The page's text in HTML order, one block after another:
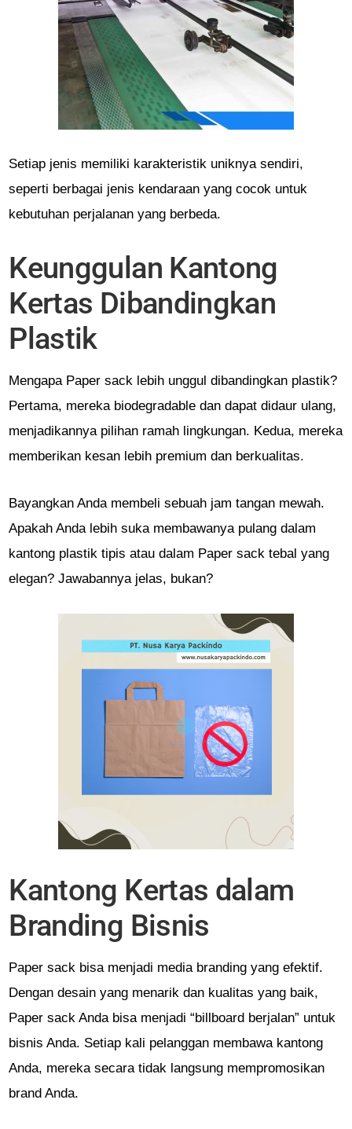
Setiap jenis memiliki karakteristik uniknya sendiri,
seperti berbagai jenis kendaraan yang cocok untuk
kebutuhan perjalanan yang berbeda.
Keunggulan Kantong
Kertas Dibandingkan
Plastik
Mengapa Paper sack lebih unggul dibandingkan plastik?
Pertama, mereka biodegradable dan dapat didaur ulang,
menjadikannya pilihan ramah lingkungan. Kedua, mereka
memberikan kesan lebih premium dan berkualitas.
Bayangkan Anda membeli sebuah jam tangan mewah.
Apakah Anda lebih suka membawanya pulang dalam
kantong plastik tipis atau dalam Paper sack tebal yang
elegan? Jawabannya jelas, bukan?
Kantong Kertas dalam
Branding Bisnis
Paper sack bisa menjadi media branding yang efektif.
Dengan desain yang menarik dan kualitas yang baik,
Paper sack Anda bisa menjadi “billboard berjalan” untuk
bisnis Anda. Setiap kali pelanggan membawa kantong
Anda, mereka secara tidak langsung mempromosikan
brand Anda.